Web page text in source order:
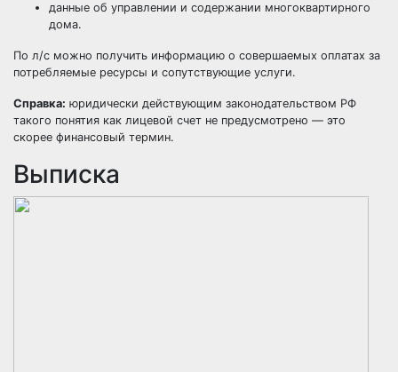
данные об управлении и содержании многоквартирного
дома.
По л/с можно получить информацию о совершаемых оплатах за
потребляемые ресурсы и сопутствующие услуги.
Справка: юридически действующим законодательством РФ
такого понятия как лицевой счет не предусмотрено — это
скорее финансовый термин.
Выписка